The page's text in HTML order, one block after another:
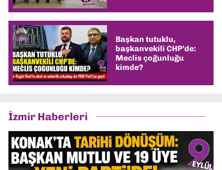
Başkan tutuklu,
başkanvekili CHP’de:
Meclis çoğunluğu
kimde?
İzmir Haberleri